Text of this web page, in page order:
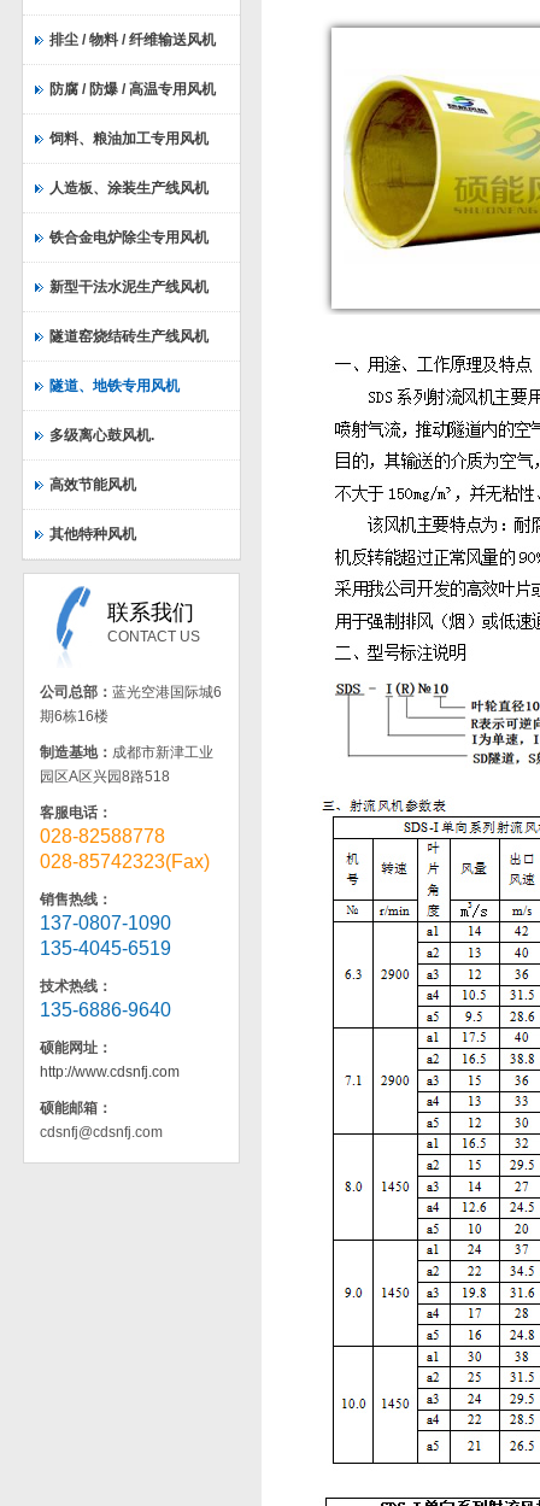
热烈祝贺我公司出口加纳风机圆满交货
排尘 / 物料 / 纤维输送风机
防腐 / 防爆 / 高温专用风机
饲料、粮油加工专用风机
人造板、涂装生产线风机
铁合金电炉除尘专用风机
新型干法水泥生产线风机
隧道窑烧结砖生产线风机
隧道、地铁专用风机
多级离心鼓风机.
高效节能风机
其他特种风机
联系我们
CONTACT US
公司总部： 蓝光空港国际城6
期6栋16楼
制造基地： 成都市新津工业
园区A区兴园8路518
客服电话：
028-82588778
028-85742323(Fax)
销售热线：
137-0807-1090
135-4045-6519
技术热线：
135-6886-9640
硕能网址：
http://www.cdsnfj.com
硕能邮箱：
cdsnfj@cdsnfj.com